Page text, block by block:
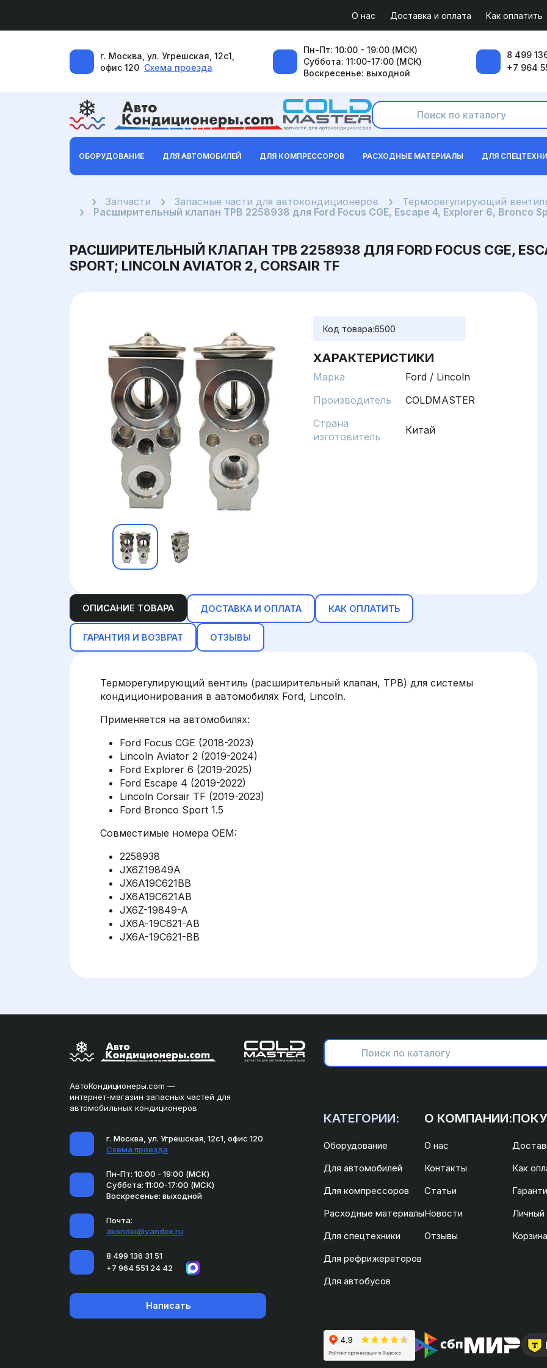
О нас Доставка и оплата Как оплатить
г. Москва, ул. Угрешская, 12с1,
офис 120 Схема проезда
Пн-Пт: 10:00 - 19:00 (МСК)
Суббота: 11:00-17:00 (МСК)
Воскресенье: выходной
8 499
+7 964
ОБОРУДОВАНИЕ ДЛЯ АВТОМОБИЛЕЙ ДЛЯ КОМПРЕССОРОВ РАСХОДНЫЕ МАТЕРИАЛЫ ДЛЯ
ГлавнаяЗапчасти Запасные части для автокондиционеров
Терморегулирующий
Расширительный клапан ТРВ 2258938 для Ford Focus CGE, Escape 4, Explorer 6, Bronco
РАСШИРИТЕЛЬНЫЙ КЛАПАН ТРВ 2258938 ДЛЯ FORD FOCUS CGE,
SPORT; LINCOLN AVIATOR 2, CORSAIR TF
Код товара:6500
ХАРАКТЕРИСТИКИ
Марка
Ford / Lincoln
Производитель
COLDMASTER
Страна
изготовитель
Китай
ОПИСАНИЕ ТОВАРА ДОСТАВКА И ОПЛАТА КАК ОПЛАТИТЬ
ГАРАНТИЯ И ВОЗВРАТ ОТЗЫВЫ
Терморегулирующий вентиль (расширительный клапан, ТРВ) для системы
кондиционирования в автомобилях Ford, Lincoln.
Применяется на автомобилях:
Ford Focus CGE (2018-2023)
Lincoln Aviator 2 (2019-2024)
Ford Explorer 6 (2019-2025)
Ford Escape 4 (2019-2022)
Lincoln Corsair TF (2019-2023)
Ford Bronco Sport 1.5
Совместимые номера OEM:
2258938
JX6Z19849A
JX6A19C621BB
JX6A19C621AB
JX6Z-19849-A
JX6A-19C621-AB
JX6A-19C621-BB
АвтоКондиционеры.com —
интернет-магазин запасных частей для
автомобильных кондиционеров
г. Москва, ул. Угрешская, 12с1, офис 120
Схема проезда
Пн-Пт: 10:00 - 19:00 (МСК)
Суббота: 11:00-17:00 (МСК)
Воскресенье: выходной
Почта:
akondei@yandex.ru
8 499 136 31 51
+7 964 551 24 42
Написать
КАТЕГОРИИ:
Оборудование
Для автомобилей
Для компрессоров
Расходные материалы
Для спецтехники
Для рефрижераторов
Для автобусов
О КОМПАНИИ:
О нас
Контакты
Статьи
Новости
Отзывы
Как
Личный
Корзина